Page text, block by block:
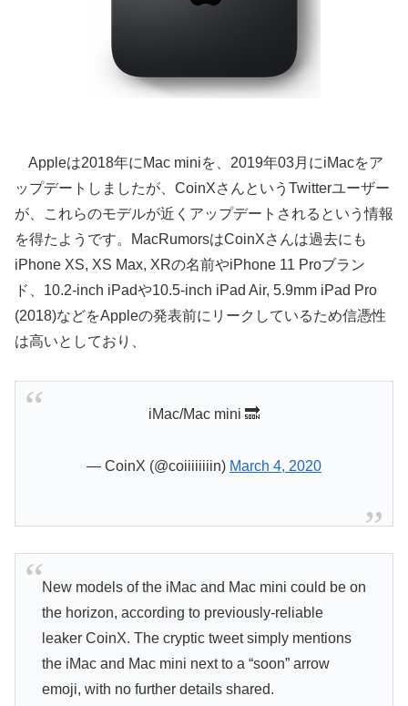
Appleは2018年にMac miniを、2019年03月にiMacをア
ップデートしましたが、CoinXさんというTwitterユーザー
が、これらのモデルが近くアップデートされるという情報
を得たようです。MacRumorsはCoinXさんは過去にも
iPhone XS, XS Max, XRの名前やiPhone 11 Proブラン
ド、10.2-inch iPadや10.5-inch iPad Air, 5.9mm iPad Pro
(2018)などをAppleの発表前にリークしているため信憑性
は高いとしており、
iMac/Mac mini 🔜
— CoinX (@coiiiiiiiin) March 4, 2020
New models of the iMac and Mac mini could be on
the horizon, according to previously-reliable
leaker CoinX. The cryptic tweet simply mentions
the iMac and Mac mini next to a “soon” arrow
emoji, with no further details shared.